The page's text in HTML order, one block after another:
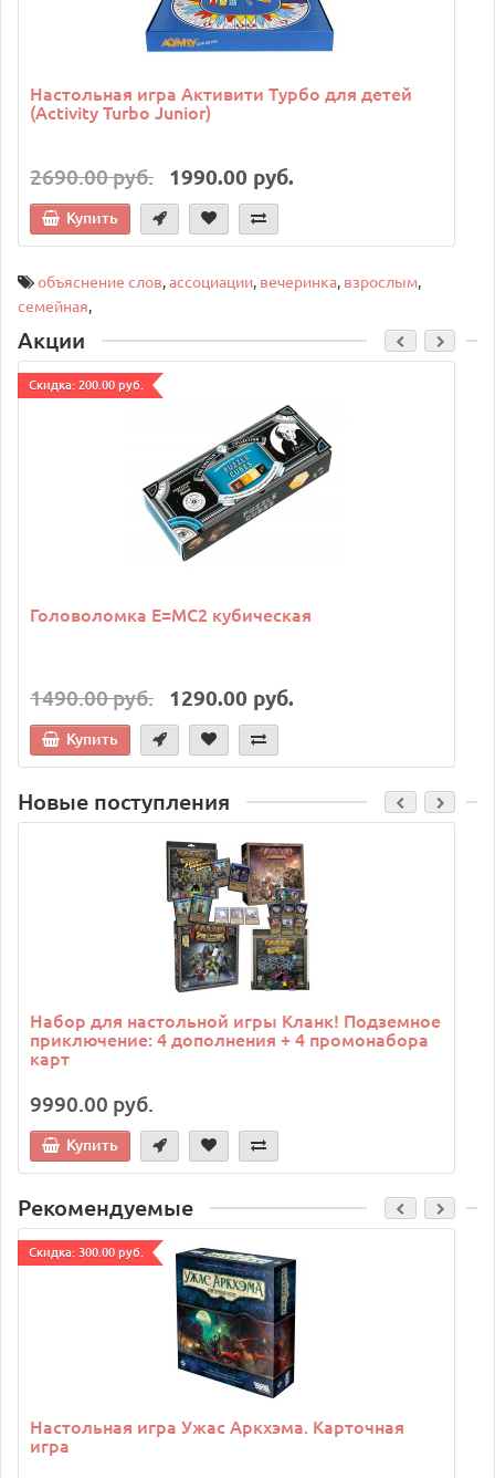
Настольная игра Активити Турбо для детей
(Activity Turbo Junior)
2690.00 руб. 1990.00 руб.
Купить
объяснение слов,ассоциации, вечеринка, взрослым,
семейная,
Акции
Cкидка: 200.00 руб.
Головоломка E=MC2 кубическая
1490.00 руб. 1290.00 руб.
Купить
Новые поступления
Набор для настольной игры Кланк! Подземное
приключение: 4 дополнения + 4 промонабора
карт
9990.00 руб.
Купить
Рекомендуемые
Cкидка: 300.00 руб.
Настольная игра Ужас Аркхэма. Карточная
игра